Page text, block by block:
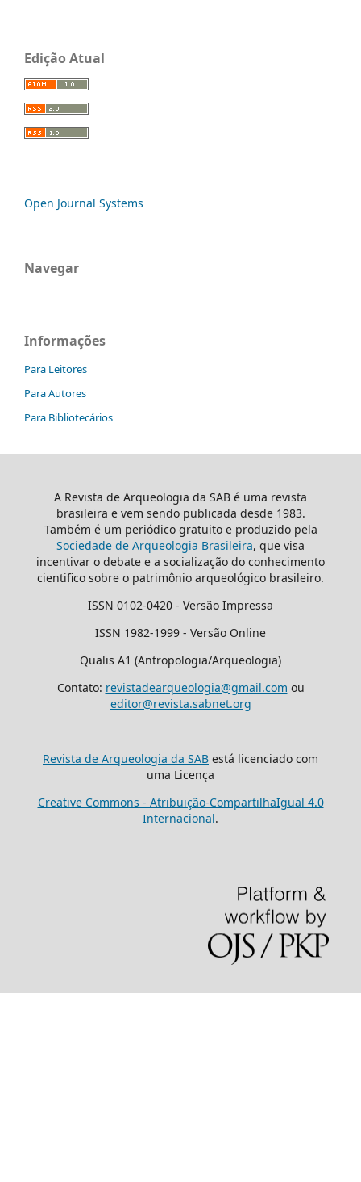
Edição Atual
Open Journal Systems
Navegar
Informações
Para Leitores
Para Autores
Para Bibliotecários
A Revista de Arqueologia da SAB é uma revista
brasileira e vem sendo publicada desde 1983.
Também é um periódico gratuito e produzido pela
Sociedade de Arqueologia Brasileira, que visa
incentivar o debate e a socialização do conhecimento
cientifico sobre o patrimônio arqueológico brasileiro.
ISSN 0102-0420 - Versão Impressa
ISSN 1982-1999 - Versão Online
Qualis A1 (Antropologia/Arqueologia)
Contato: revistadearqueologia@gmail.com ou
editor@revista.sabnet.org
Revista de Arqueologia da SAB está licenciado com
uma Licença
Creative Commons - Atribuição-CompartilhaIgual 4.0
Internacional.